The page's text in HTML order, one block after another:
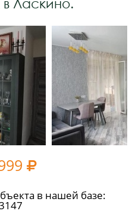
Ласкино.

в нашей базе: